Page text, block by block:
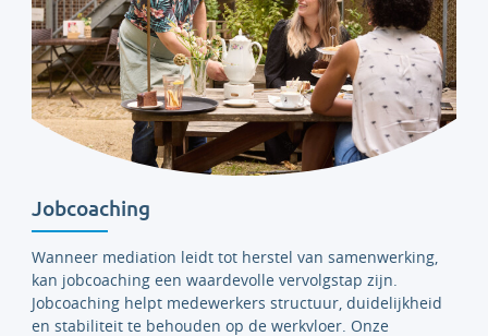
Jobcoaching
Wanneer mediation leidt tot herstel van samenwerking,
kan jobcoaching een waardevolle vervolgstap zijn.
Jobcoaching helpt medewerkers structuur, duidelijkheid
en stabiliteit te behouden op de werkvloer. Onze